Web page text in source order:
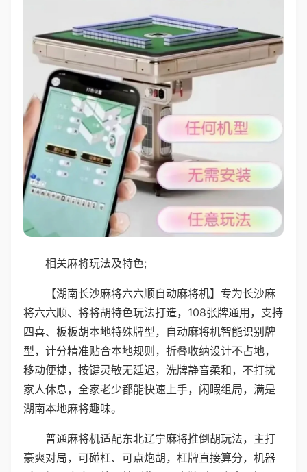
相关麻将玩法及特色;
【湖南长沙麻将六六顺自动麻将机】专为长沙麻
将六六顺、将将胡特色玩法打造，108张牌通用，支持
四喜、板板胡本地特殊牌型，自动麻将机智能识别牌
型，计分精准贴合本地规则，折叠收纳设计不占地，
移动便捷，按键灵敏无延迟，洗牌静音柔和，不打扰
家人休息，全家老少都能快速上手，闲暇组局，满是
湖南本地麻将趣味。
普通麻将机适配东北辽宁麻将推倒胡玩法，主打
豪爽对局，可碰杠、可点炮胡，杠牌直接算分，机器